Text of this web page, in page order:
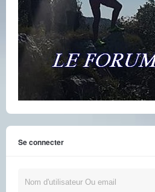
Se connecter